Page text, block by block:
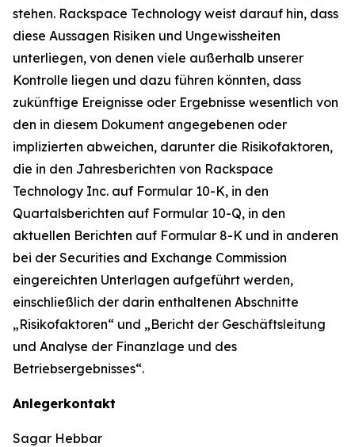
stehen. Rackspace Technology weist darauf hin, dass
diese Aussagen Risiken und Ungewissheiten
unterliegen, von denen viele außerhalb unserer
Kontrolle liegen und dazu führen könnten, dass
zukünftige Ereignisse oder Ergebnisse wesentlich von
den in diesem Dokument angegebenen oder
implizierten abweichen, darunter die Risikofaktoren,
die in den Jahresberichten von Rackspace
Technology Inc. auf Formular 10-K, in den
Quartalsberichten auf Formular 10-Q, in den
aktuellen Berichten auf Formular 8-K und in anderen
bei der Securities and Exchange Commission
eingereichten Unterlagen aufgeführt werden,
einschließlich der darin enthaltenen Abschnitte
„Risikofaktoren“ und „Bericht der Geschäftsleitung
und Analyse der Finanzlage und des
Betriebsergebnisses“.
Anlegerkontakt
Sagar Hebbar